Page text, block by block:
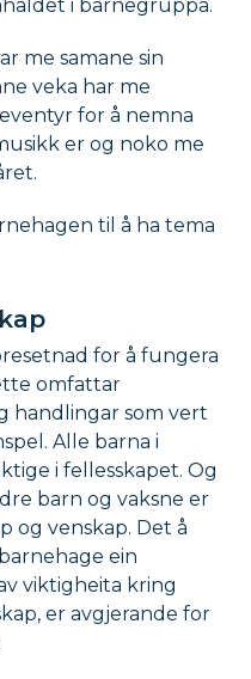
i barnegruppa.
me samane sin
veka har me
for å nemna
er og noko me
til å ha tema
for å fungera
omfattar
handlingar som vert
Alle barna i
i fellesskapet. Og
barn og vaksne er
og venskap. Det å
ein
viktigheita kring
er avgjerande for